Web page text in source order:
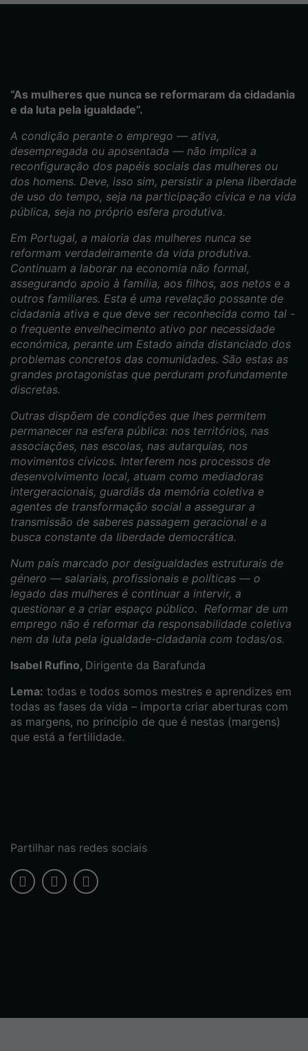
“As mulheres que nunca se reformaram da cidadania
e da luta pela igualdade”.
A condição perante o emprego — ativa,
desempregada ou aposentada — não implica a
reconfiguração dos papéis sociais das mulheres ou
dos homens. Deve, isso sim, persistir a plena liberdade
de uso do tempo, seja na participação cívica e na vida
pública, seja no próprio esfera produtiva.
Em Portugal, a maioria das mulheres nunca se
reformam verdadeiramente da vida produtiva.
Continuam a laborar na economia não formal,
assegurando apoio à família, aos filhos, aos netos e a
outros familiares. Esta é uma revelação possante de
cidadania ativa e que deve ser reconhecida como tal -
o frequente envelhecimento ativo por necessidade
económica, perante um Estado ainda distanciado dos
problemas concretos das comunidades. São estas as
grandes protagonistas que perduram profundamente
discretas.
Outras dispõem de condições que lhes permitem
permanecer na esfera pública: nos territórios, nas
associações, nas escolas, nas autarquias, nos
movimentos cívicos. Interferem nos processos de
desenvolvimento local, atuam como mediadoras
intergeracionais, guardiãs da memória coletiva e
agentes de transformação social a assegurar a
transmissão de saberes passagem geracional e a
busca constante da liberdade democrática.
Num país marcado por desigualdades estruturais de
género — salariais, profissionais e políticas — o
legado das mulheres é continuar a intervir, a
questionar e a criar espaço público. Reformar de um
emprego não é reformar da responsabilidade coletiva
nem da luta pela igualdade-cidadania com todas/os.
Isabel Rufino, Dirigente da Barafunda
Lema: todas e todos somos mestres e aprendizes em
todas as fases da vida – importa criar aberturas com
as margens, no princípio de que é nestas (margens)
que está a fertilidade.
Partilhar nas redes sociais